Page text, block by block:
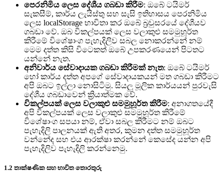
පෙරනිමිය ලෙස දේශීය ගබඩා කිරීම: ඔබේ ටයිමර්
සැකසීම්, කාර්ය ලැයිස්තු සහ සැසි ඉතිහාසය පෙරනිමිය
ලෙස localStorage භාවිතා කර ඔබේ බ්‍රවුසරයේ දේශීයව
ගබඩා වේ. ඔබ විකල්පයක් ලෙස වලාකුළු සමමුහූර්ත
කිරීමේ විශේෂාංග පැහැදිලිව සබල නොකරන්නේ නම්
මෙම දත්ත කිසි විටෙකත් ඔබේ උපකරණයෙන් පිටතට
යන්නේ නැත.
අනිවාර්ය සේවාදායක ගබඩා කිරීමක් නැත: ඔබේ ටයිමර්
හෝ කාර්ය දත්ත අපගේ සේවාදායකයන් මත ගබඩා කිරීමට
අපි ඔබට ඉල්ලා නොසිටිමු. සියලු මූලික කාර්යයන් පුරවැසි
දේශීය ගබඩාවෙන් ක්‍රියාත්මක වේ.
විකල්පයක් ලෙස වලාකුළු සමමුහූර්ත කිරීම: අනාගතයේදී
අපි විකල්පයක් ලෙස වලාකුළු සමමුහූර්ත කිරීමේ
විශේෂාංග සපයා නම්, ඒවා සබල කිරීමට නම් ඔබට
පැහැදිලි පාලනයක් ඇති අතර, කුමන දත්ත සමමුහූර්ත
වන්නේද සහ එය ආරක්ෂා කරන්නේ කෙසේද යන්න අපි
පැහැදිලිව පැහැදිලි කරන්නෙමු.
1.2 තාක්ෂණික සහ භාවිත තොරතුරු